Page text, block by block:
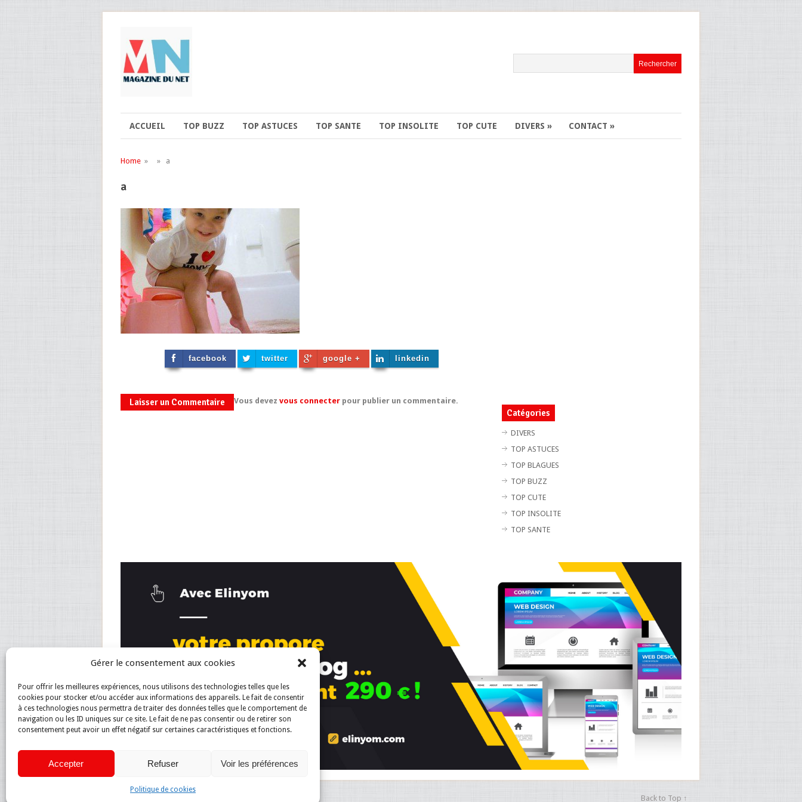
Gérer le consentement aux cookies
Pour offrir les meilleures expériences, nous utilisons des technologies telles que les
cookies pour stocker et/ou accéder aux informations des appareils. Le fait de consentir
à ces technologies nous permettra de traiter des données telles que le comportement de
navigation ou les ID uniques sur ce site. Le fait de ne pas consentir ou de retirer son
consentement peut avoir un effet négatif sur certaines caractéristiques et fonctions.
Accepter Refuser Voir les préférences
Politique de cookies
ACCUEIL TOP BUZZ TOP ASTUCES TOP SANTE TOP INSOLITE TOP CUTE DIVERS » CONTACT »
Home » » a
a
facebook twitter google + linkedin
Laisser un Commentaire Vous devez vous connecter pour publier un commentaire.
Catégories
DIVERS
TOP ASTUCES
TOP BLAGUES
TOP BUZZ
TOP CUTE
TOP INSOLITE
TOP SANTE
Back to Top ↑